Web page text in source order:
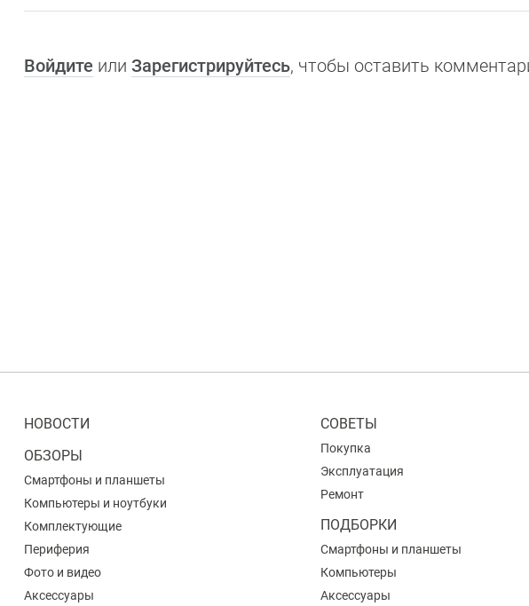
Войдите или Зарегистрируйтесь, чтобы оставить
НОВОСТИ
ОБЗОРЫ
Смартфоны и планшеты
Компьютеры и ноутбуки
Комплектующие
Периферия
Фото и видео
Аксессуары
СОВЕТЫ
Покупка
Эксплуатация
Ремонт
ПОДБОРКИ
Смартфоны и планшеты
Компьютеры
Аксессуары